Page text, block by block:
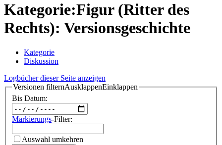
Kategorie:Figur (Ritter des
Rechts): Versionsgeschichte
Kategorie
Diskussion
Logbücher dieser Seite anzeigen
Versionen filternAusklappenEinklappen
Bis Datum:
Markierungs-Filter:
Auswahl umkehren